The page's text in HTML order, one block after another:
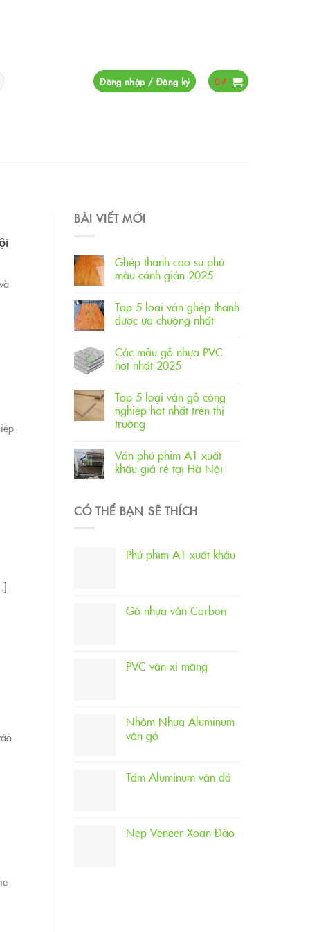
Đăng nhập / Đăng ký 0₫
BÀI VIẾT MỚI
Ghép thanh cao su phủ
màu cánh gián 2025
Top 5 loại ván ghép thanh
được ưa chuộng nhất
Các mẫu gỗ nhựa PVC
hot nhất 2025
Top 5 loại ván gỗ công
nghiệp hot nhất trên thị
trường
Ván phủ phim A1 xuất
khẩu giá rẻ tại Hà Nội
CÓ THỂ BẠN SẼ THÍCH
Phủ phim A1 xuất khẩu
Gỗ nhựa vân Carbon
PVC vân xi măng
Nhôm Nhựa Aluminum
vân gỗ
Tấm Aluminum vân đá
Nẹp Veneer Xoan Đào